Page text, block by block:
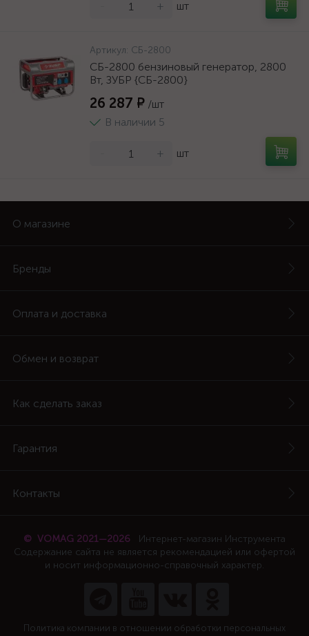
+ шт
Артикул: СБ-2800
СБ-2800 бензиновый генератор, 2800
Вт, ЗУБР {СБ-2800}
26 287 ₽ /шт
В наличии 5
+ шт
О магазине
Бренды
Оплата и доставка
Обмен и возврат
Как сделать заказ
Гарантия
Контакты
© VOMAG 2021—2026
Интернет-магазин Инструмента
Содержание сайта не является рекомендацией или офертой
и носит информационно-справочный характер.
Политика компании в отношении обработки персональных